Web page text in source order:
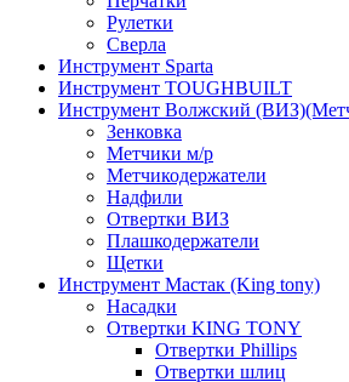
Рулетки
Сверла
Инструмент Sparta
Инструмент TOUGHBUILT
Инструмент Волжский
Зенковка
Метчики м/р
Метчикодержатели
Надфили
Отвертки ВИЗ
Плашкодержатели
Щетки
Инструмент Мастак (King tony)
Насадки
Отвертки KING TONY
Отвертки Phillips
Отвертки шлиц